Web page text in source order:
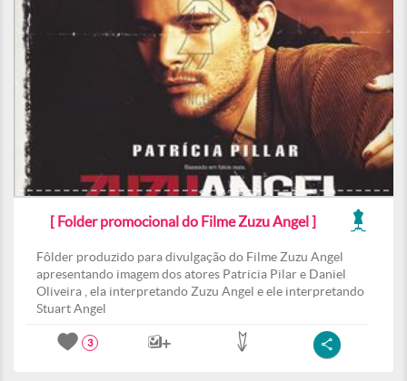
[ Folder promocional do Filme Zuzu Angel ]
Fôlder produzido para divulgação do Filme Zuzu Angel
apresentando imagem dos atores Patricia Pilar e Daniel
Oliveira , ela interpretando Zuzu Angel e ele interpretando
Stuart Angel
3